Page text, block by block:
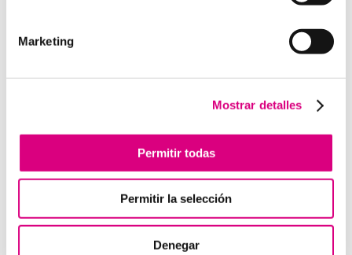
Marketing
Mostrar detalles
Permitir todas
Permitir la selección
Denegar
implementar la 2FA en tu
empresa
Actívala en tus cuentas de correo electrónico
, ya que suelen ser la puerta de entrada
Combínala con un antivirus actualizado, para
que el malware no comprometa el segundo factor.
Educa a tu equiposobre la importancia de usar la
2FA y cómo aplicarla correctamente.